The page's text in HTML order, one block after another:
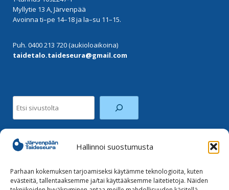
Hallinnoi suostumusta
Parhaan kokemuksen tarjoamiseksi käytämme teknologioita, kuten
evästeitä, tallentaaksemme ja/tai käyttääksemme laitetietoja. Näiden
Myllytie 13 A, Järvenpää
Avoinna ti–pe 14–18 ja la–su 11–15.
Puh. 0400 213 720 (aukioloaikoina)
taidetalo.taideseura@gmail.com
Instagram